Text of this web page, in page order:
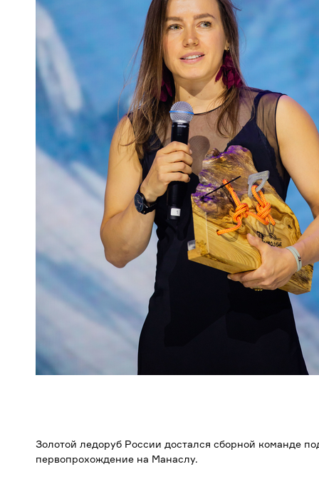
Золотой ледоруб России достался сборной команде
первопрохождение на Манаслу.